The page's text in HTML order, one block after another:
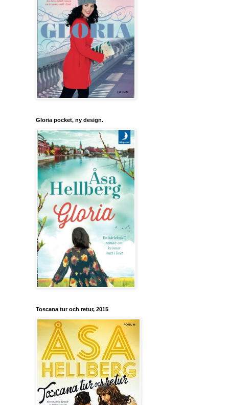
Gloria pocket, ny design.
Toscana tur och retur, 2015